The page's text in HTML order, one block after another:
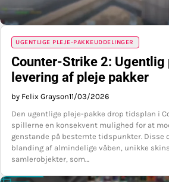
UGENTLIGE PLEJE-PAKKEUDDELINGER
Counter-Strike 2: Ugentlig
levering af pleje pakker
by Felix Grayson11/03/2026
Den ugentlige pleje-pakke drop tidsplan i
spillerne en konsekvent mulighed for at
genstande på bestemte tidspunkter. Disse
blanding af almindelige våben, unikke
samlerobjekter, som…